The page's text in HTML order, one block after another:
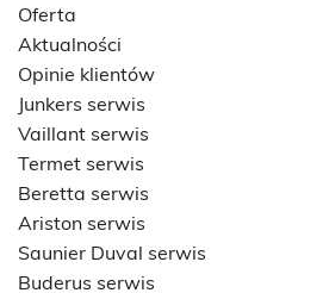
Oferta
Aktualności
Opinie klientów
Junkers serwis
Vaillant serwis
Termet serwis
Beretta serwis
Ariston serwis
Saunier Duval serwis
Buderus serwis